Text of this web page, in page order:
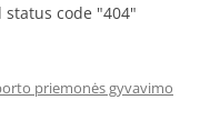
code "404"
priemonės gyvavimo